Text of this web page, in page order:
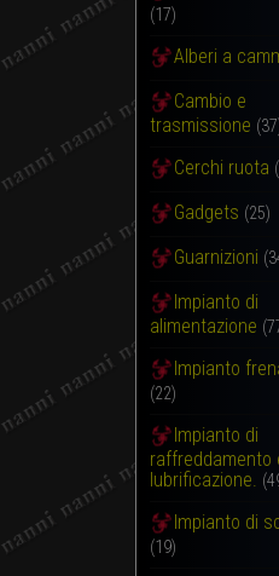
(17)
Alberi a
Cambio e
trasmissione
Cerchi ruota
Gadgets (25)
Guarnizioni
Impianto di
alimentazione
Impianto
(22)
Impianto di
raffreddamento
lubrificazione.
Impianto di
(19)